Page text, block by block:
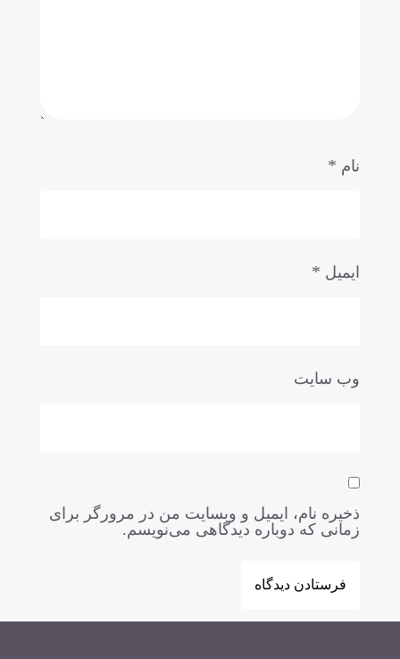
نام *
ایمیل *
وب‌ سایت
ذخیره نام، ایمیل و وبسایت من در مرورگر برای
زمانی که دوباره دیدگاهی می‌نویسم.